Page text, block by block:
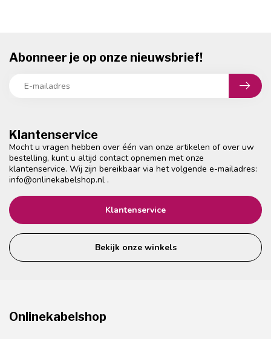
Klantenservice
Mocht u vragen hebben over één van onze artikelen of over uw
bestelling, kunt u altijd contact opnemen met onze
klantenservice. Wij zijn bereikbaar via het volgende e-mailadres:
info@onlinekabelshop.nl .
Klantenservice
Bekijk onze winkels
Abonneer je op onze nieuwsbrief!
Onlinekabelshop